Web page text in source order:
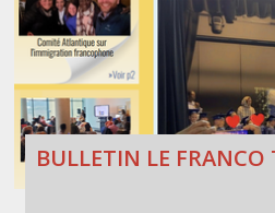
BULLETIN LE